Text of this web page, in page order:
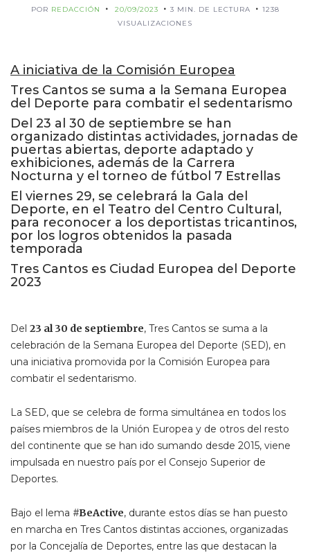
POR REDACCIÓN 20/09/2023 3 MIN. DE LECTURA
1238
VISUALIZACIONES
A iniciativa de la Comisión Europea
Tres Cantos se suma a la Semana Europea
del Deporte para combatir el sedentarismo
Del 23 al 30 de septiembre se han
organizado distintas actividades, jornadas de
puertas abiertas, deporte adaptado y
exhibiciones, además de la Carrera
Nocturna y el torneo de fútbol 7 Estrellas
El viernes 29, se celebrará la Gala del
Deporte, en el Teatro del Centro Cultural,
para reconocer a los deportistas tricantinos,
por los logros obtenidos la pasada
temporada
Tres Cantos es Ciudad Europea del Deporte
2023
Del 23 al 30 de septiembre, Tres Cantos se suma a la
celebración de la Semana Europea del Deporte (SED), en
una iniciativa promovida por la Comisión Europea para
combatir el sedentarismo.
La SED, que se celebra de forma simultánea en todos los
países miembros de la Unión Europea y de otros del resto
del continente que se han ido sumando desde 2015, viene
impulsada en nuestro país por el Consejo Superior de
Deportes.
Bajo el lema #BeActive, durante estos días se han puesto
en marcha en Tres Cantos distintas acciones, organizadas
por la Concejalía de Deportes, entre las que destacan la